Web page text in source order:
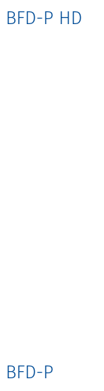
P HD
P